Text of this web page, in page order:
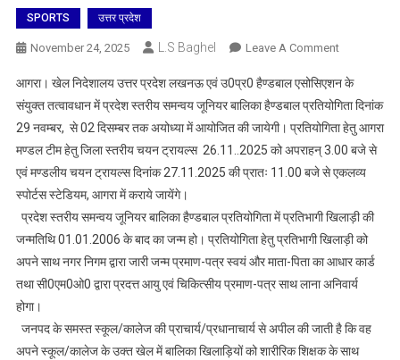
SPORTS उत्तर प्रदेश
November 24, 2025 L.S Baghel Leave A CommentOn
बालिका
हैण्डबाल
प्रतियोगिता
के
ट्रायल
27
नवंबर
आगरा। खेल निदेशालय उत्तर प्रदेश लखनऊ एवं उ0प्र0 हैण्डबाल एसोसिएशन के
संयुक्त तत्वावधान में प्रदेश स्तरीय समन्वय जूनियर बालिका हैण्डबाल प्रतियोगिता दिनांक
29 नवम्बर, से 02 दिसम्बर तक अयोध्या में आयोजित की जायेगी। प्रतियोगिता हेतु आगरा
मण्डल टीम हेतु जिला स्तरीय चयन ट्रायल्स 26.11..2025 को अपराहन् 3.00 बजे से
एवं मण्डलीय चयन ट्रायल्स दिनांक 27.11.2025 की प्रातः 11.00 बजे से एकलव्य
स्पोर्टस स्टेडियम, आगरा में कराये जायेंगे।
प्रदेश स्तरीय समन्वय जूनियर बालिका हैण्डबाल प्रतियोगिता में प्रतिभागी खिलाड़ी की
जन्मतिथि 01.01.2006 के बाद का जन्म हो। प्रतियोगिता हेतु प्रतिभागी खिलाड़ी को
अपने साथ नगर निगम द्वारा जारी जन्म प्रमाण-पत्र स्वयं और माता-पिता का आधार कार्ड
तथा सी0एम0ओ0 द्वारा प्रदत्त आयु एवं चिकित्सीय प्रमाण-पत्र साथ लाना अनिवार्य
होगा।
जनपद के समस्त स्कूल/कालेज की प्राचार्य/प्रधानाचार्य से अपील की जाती है कि वह
अपने स्कूल/कालेज के उक्त खेल में बालिका खिलाड़ियों को शारीरिक शिक्षक के साथ